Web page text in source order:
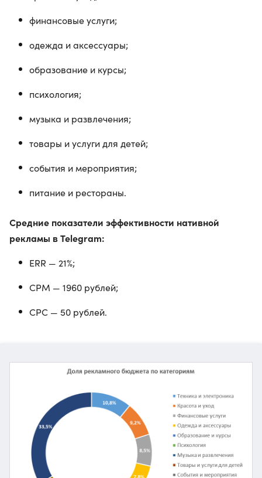
финансовые услуги;
одежда и аксессуары;
образование и курсы;
психология;
музыка и развлечения;
товары и услуги для детей;
события и мероприятия;
питание и рестораны.
Средние показатели эффективности нативной
рекламы в Telegram:
ERR — 21%;
СРМ — 1960 рублей;
CPC — 50 рублей.